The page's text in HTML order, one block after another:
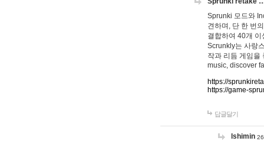
Sprunki 모드와
견하며, 단 한 번
결합하여 40개
Scrunkly는 사랑
작과 리듬 게임을
music, discover
https://
https://game-
답글달기
lshimin